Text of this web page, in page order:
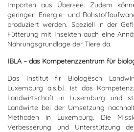
Importen aus Übersee. Zudem
geringen Energie- und
produziert werden. Speziell in der
Fütterung mit Insekten auch eine
Nahrungsgrundlage der Tiere da.
IBLA – das Kompetenzzentrum für
Das Institut fir Biologësch
Luxemburg a.s.b.l. ist das
Landwirtschaft in Luxemburg und
Landwirte bei der Umsetzung
Methoden in Luxemburg. Die
Verbesserung und Unterstützung